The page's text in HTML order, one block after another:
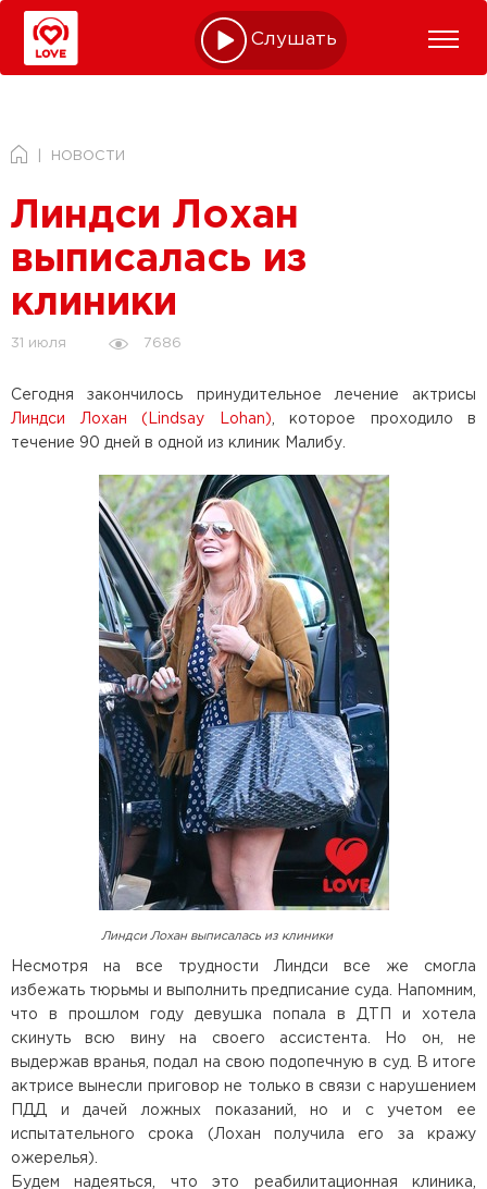
Слушать online
НОВОСТИ
Линдси Лохан
выписалась из
клиники
31 июля 7686
Сегодня закончилось принудительное лечение актрисы
Линдси Лохан (Lindsay Lohan) , которое проходило в
течение 90 дней в одной из клиник Малибу.
Линдси Лохан выписалась из клиники
Несмотря на все трудности Линдси все же смогла
избежать тюрьмы и выполнить предписание суда. Напомним,
что в прошлом году девушка попала в ДТП и хотела
скинуть всю вину на своего ассистента. Но он, не
выдержав вранья, подал на свою подопечную в суд. В итоге
актрисе вынесли приговор не только в связи с нарушением
ПДД и дачей ложных показаний, но и с учетом ее
испытательного срока (Лохан получила его за кражу
ожерелья).
Будем надеяться, что это реабилитационная клиника,